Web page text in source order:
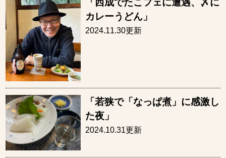
「西成でたこフェに遭遇、〆に
カレーうどん」
2024.11.30更新
「若狭で「なっぱ煮」に感激し
た夜」
2024.10.31更新